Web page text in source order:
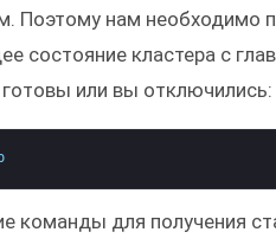
Поэтому нам необходимо
состояние кластера с
или вы отключились:
команды для получения